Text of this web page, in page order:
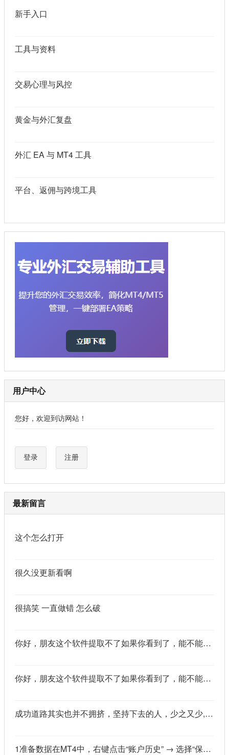
新手入口
工具与资料
交易心理与风控
黄金与外汇复盘
外汇 EA 与 MT4 工具
平台、返佣与跨境工具
用户中心
您好，欢迎到访网站！
登录 注册
最新留言
这个怎么打开
很久没更新看啊
很搞笑 一直做错 怎么破
你好，朋友这个软件提取不了如果你看到了，能不能把这个纯净版的发我邮箱里不
你好，朋友这个软件提取不了如果你看到了，能不能把这个纯净版的发我邮箱里不
成功道路其实也并不拥挤，坚持下去的人，少之又少,说的真好
1准备数据在MT4中，右键点击“账户历史” → 选择“保存为详细户口结单” → 保存为一个HTML文件。用Excel打开这个HTML文件，或者打开它并复制全部内容，粘贴到一个空白Excel工作表中。2使用你的.xlsm文件打开你已经保存好的“MT4报表合并神器.xlsm”文件。将上一步中未处理的两行数据，复制并粘贴到这个.xlsm文件的第一个工作表中。3运行宏在Excel中，按快捷键 Alt + F8 打开“宏”对话框。选择名为 MergeMT4Statement_Ultimate 的宏，然后点击“执行”或“运行”。4完成宏运行后，你会发现原本错位成两行的数据，已经自动合并成一行了。